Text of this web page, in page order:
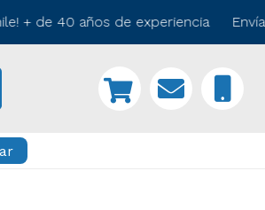
+ de 40 años de experiencia